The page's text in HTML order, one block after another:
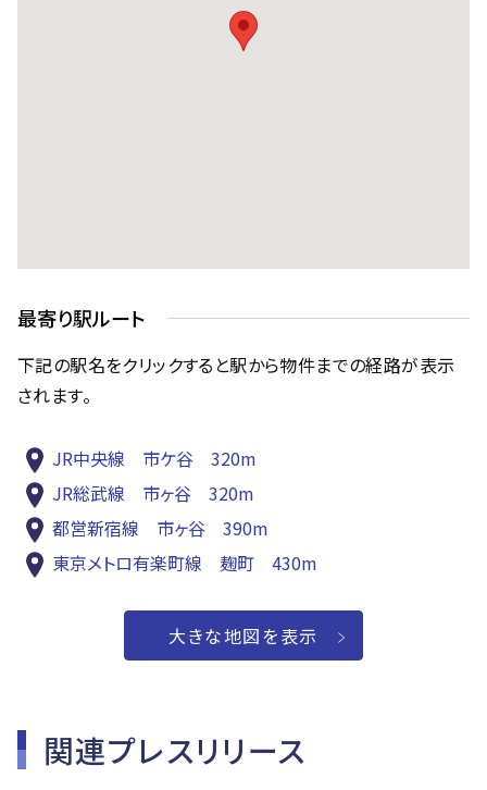
最寄り駅ルート
下記の駅名をクリックすると駅から物件までの経路が表示
されます。
JR中央線 市ケ谷 320m
JR総武線 市ヶ谷 320m
都営新宿線 市ヶ谷 390m
東京メトロ有楽町線 麹町 430m
大きな地図を表示
関連プレスリリース